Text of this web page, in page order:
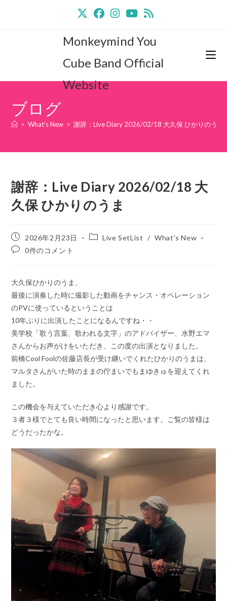
ス
Monkeymind You
Cube Band Official
Website
ブログ
> What's New > 謝辞：Live Diary 2026/02/18 大久保 ひかりのうま
謝辞：Live Diary 2026/02/18 大
久保 ひかりのうま
投
稿
公
2026年2月23日
投
ー:
Live SetList / What's New
投
メ
ン
ト:
0件のコメント
大久保ひかりのうま、
最後に演奏した時に撮影した動画をチャンス・オペレーション
のPVに使っているということは
10年ぶりに出演したことになるんですね・・
美学校「歌う言葉、歌われる文字」のアドバイザー、水野エマ
さんからお声がけをいただき、この度の出演となりました。
前橋Cool Foolの佐藤店長が受け継いでくれたひかりのうまは、
マルタさんがいた時のままの佇まいでもまゆきゅを迎えてくれ
ました。
この機会を与えていただき心より感謝です。
３者３様でとても良い時間になったと思います。ご覧の皆様は
どうだったかな。